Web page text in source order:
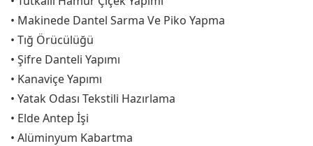
• Makinede Dantel Sarma Ve Piko Yapma
• Tığ Örücülüğü
• Şifre Danteli Yapımı
• Kanaviçe Yapımı
• Yatak Odası Tekstili Hazırlama
• Elde Antep İşi
• Alüminyum Kabartma